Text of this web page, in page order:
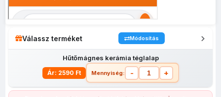
Válassz terméket Módosítás
Hűtőmágnes kerámia téglalap
Ár: 2590 Ft Mennyiség: - +